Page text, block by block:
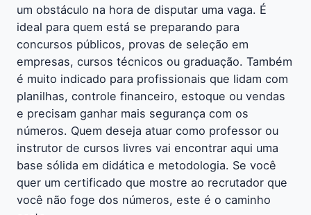
um obstáculo na hora de disputar uma vaga. É
ideal para quem está se preparando para
concursos públicos, provas de seleção em
empresas, cursos técnicos ou graduação. Também
é muito indicado para profissionais que lidam com
planilhas, controle financeiro, estoque ou vendas
e precisam ganhar mais segurança com os
números. Quem deseja atuar como professor ou
instrutor de cursos livres vai encontrar aqui uma
base sólida em didática e metodologia. Se você
quer um certificado que mostre ao recrutador que
você não foge dos números, este é o caminho